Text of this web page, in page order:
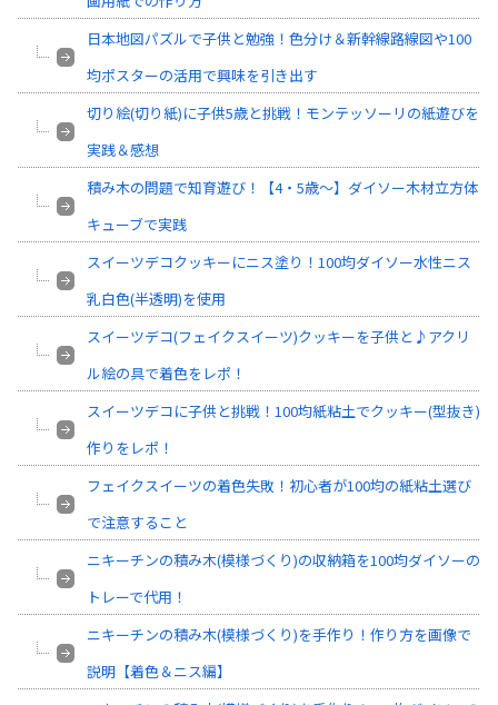
日本地図パズルで子供と勉強！色分け＆新幹線路線図や100
均ポスターの活用で興味を引き出す
切り絵(切り紙)に子供5歳と挑戦！モンテッソーリの紙遊びを
実践＆感想
積み木の問題で知育遊び！【4・5歳～】ダイソー木材立方体
キューブで実践
スイーツデコクッキーにニス塗り！100均ダイソー水性ニス
乳白色(半透明)を使用
スイーツデコ(フェイクスイーツ)クッキーを子供と♪アクリ
ル絵の具で着色をレポ！
スイーツデコに子供と挑戦！100均紙粘土でクッキー(型抜き)
作りをレポ！
フェイクスイーツの着色失敗！初心者が100均の紙粘土選び
で注意すること
ニキーチンの積み木(模様づくり)の収納箱を100均ダイソーの
トレーで代用！
ニキーチンの積み木(模様づくり)を手作り！作り方を画像で
説明【着色＆ニス編】